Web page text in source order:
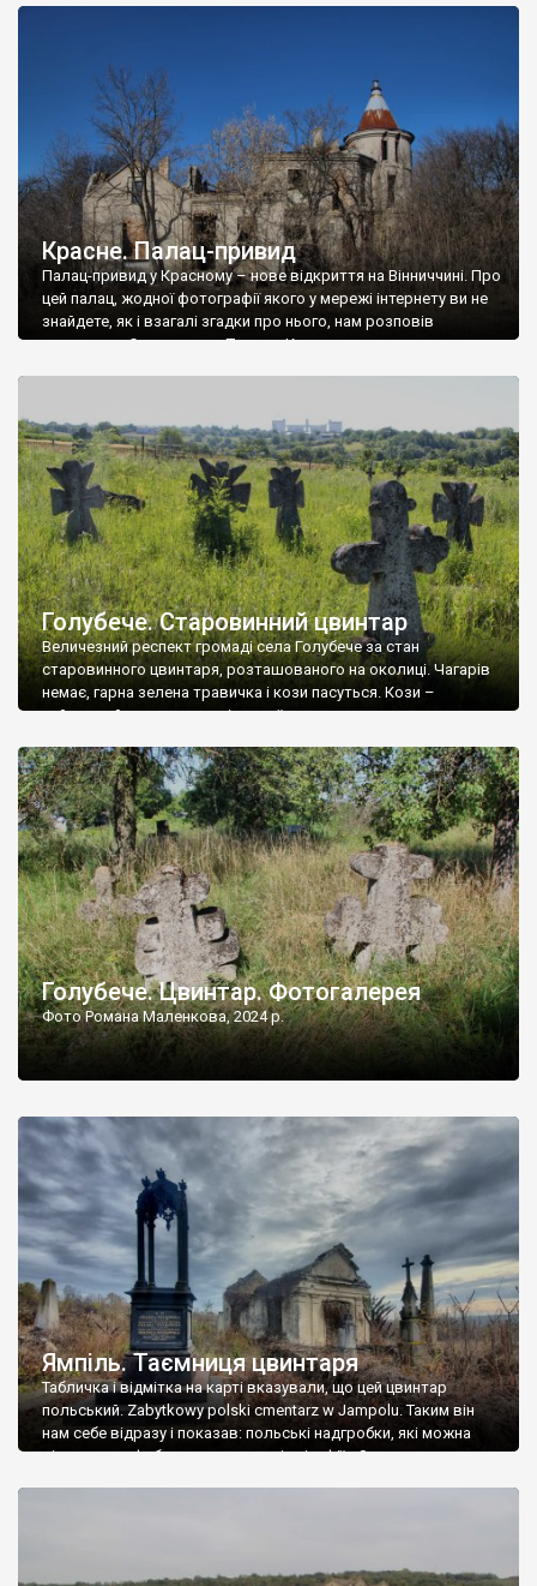
Красне. Палац-привид
Палац-привид у Красному – нове відкриття на Вінниччині. Про
цей палац, жодної фотографії якого у мережі інтернету ви не
знайдете, як і взагалі згадки про нього, нам розповів
мешканець Самгородка. Палац у Красному вразив не лише
Голубече. Старовинний цвинтар
Величезний респект громаді села Голубече за стан
старовинного цвинтаря, розташованого на околиці. Чагарів
немає, гарна зелена травичка і кози пасуться. Кози –
найкращий регулятор шкідливої, для старих кладовищ,
бруньками, кози ті бруньки обгризають, бо то улюблений
делікатес. На цвинтарі у Голубечому ціла колекція
різноманітних форм хрестів. Село відносно невелике, […]
Голубече. Цвинтар. Фотогалерея
Фото Романа Маленкова, 2024 р.
Ямпіль. Таємниця цвинтаря
Табличка і відмітка на карті вказували, що цей цвинтар
польський. Zabytkowy polski cmentarz w Jampolu. Таким він
нам себе відразу і показав: польські надгробки, які можна
віднести до фабричних, польські епітафії… Загалом цвинтар